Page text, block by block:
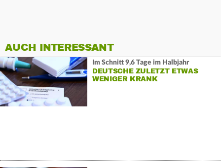
AUCH INTERESSANT
Im Schnitt 9,6 Tage im Halbjahr
DEUTSCHE ZULETZT ETWAS
WENIGER KRANK